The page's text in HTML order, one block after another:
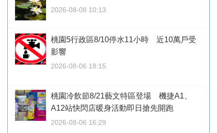
2026-08-08 10:13
桃園5行政區8/10停水11小時 近10萬戶受
影響
2026-08-06 18:15
桃園冷飲節8/21藝文特區登場 機捷A1、
A12站快閃店暖身活動即日搶先開跑
2026-08-06 16:29